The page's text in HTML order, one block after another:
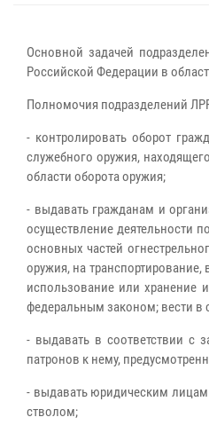
Основной задачей
Российской Федерации в
Полномочия подразделений
- контролировать оборот
служебного оружия,
области оборота оружия;
- выдавать гражданам и
осуществление деятельности
основных частей
оружия, на
использование или хранение
федеральным законом; вести в
- выдавать в соответствии с
патронов к нему,
- выдавать юридическим лицам
стволом;